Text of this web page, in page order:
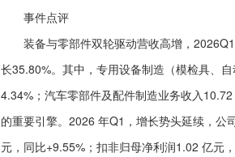
事件点评
装备与零部件双轮驱动营收高增，2026Q1
长35.80%。其中，专用设备制造（模检具、
4.34%；汽车零部件及配件制造业务收入
的重要引擎。2026 年Q1，增长势头延续，
元，同比+9.55%；扣非归母净利润1.02 亿元，